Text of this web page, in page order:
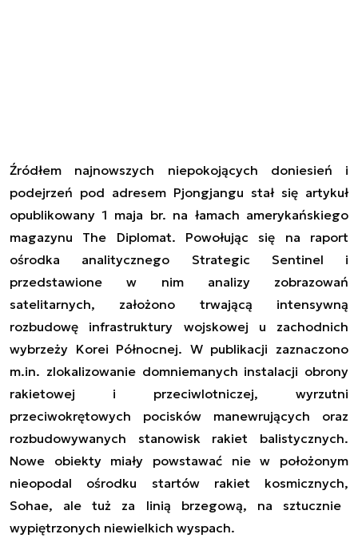
Źródłem najnowszych niepokojących doniesień i
podejrzeń pod adresem Pjongjangu stał się artykuł
opublikowany 1 maja br. na łamach amerykańskiego
magazynu The Diplomat. Powołując się na raport
ośrodka analitycznego Strategic Sentinel i
przedstawione w nim analizy zobrazowań
satelitarnych, założono trwającą intensywną
rozbudowę infrastruktury wojskowej u zachodnich
wybrzeży Korei Północnej. W publikacji zaznaczono
m.in. zlokalizowanie domniemanych instalacji obrony
rakietowej i przeciwlotniczej, wyrzutni
przeciwokrętowych pocisków manewrujących oraz
rozbudowywanych stanowisk rakiet balistycznych.
Nowe obiekty miały powstawać nie w położonym
nieopodal ośrodku startów rakiet kosmicznych,
Sohae, ale tuż za linią brzegową, na sztucznie
wypiętrzonych niewielkich wyspach.